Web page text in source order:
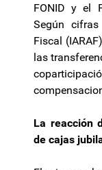
FONID y el
Según
Fiscal
las
La reacción
de cajas